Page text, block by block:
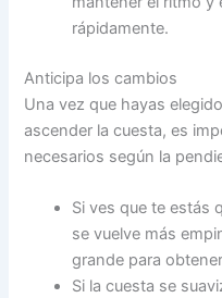
rápidamente.
Anticipa los cambios
Una vez que hayas
ascender la cuesta, es
necesarios según la
Si ves que te estás
se vuelve más
grande para
Si la cuesta se